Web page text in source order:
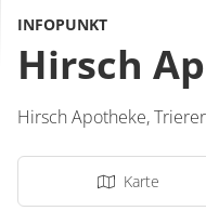
INFOPUNKT
Hirsch
Hirsch Apotheke,
Karte